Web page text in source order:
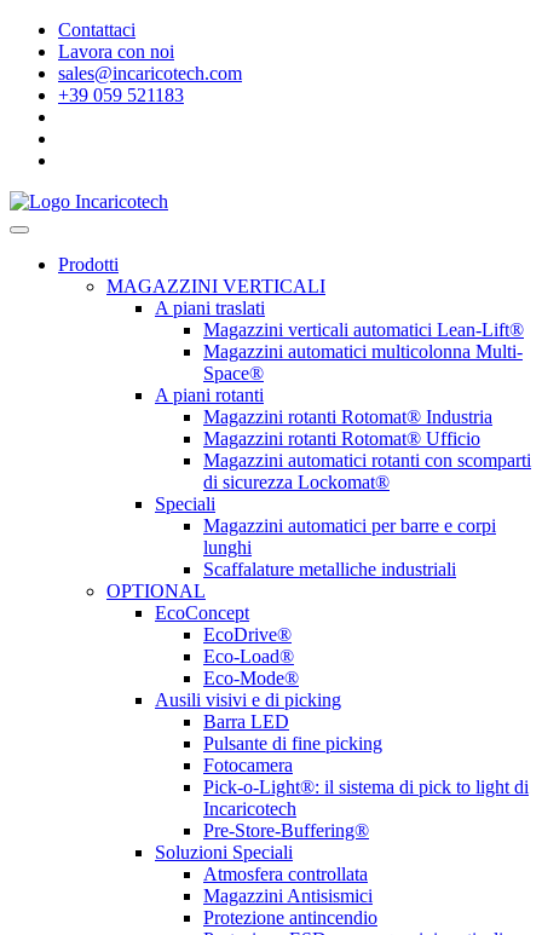
Contattaci
Lavora con noi
sales@incaricotech.com
+39 059 521183
Prodotti
MAGAZZINI VERTICALI
A piani traslati
Magazzini verticali automatici Lean-Lift®
Magazzini automatici multicolonna Multi-
Space®
A piani rotanti
Magazzini rotanti Rotomat® Industria
Magazzini rotanti Rotomat® Ufficio
Magazzini automatici rotanti con scomparti
di sicurezza Lockomat®
Speciali
Magazzini automatici per barre e corpi
lunghi
Scaffalature metalliche industriali
OPTIONAL
EcoConcept
EcoDrive®
Eco-Load®
Eco-Mode®
Ausili visivi e di picking
Barra LED
Pulsante di fine picking
Fotocamera
Pick-o-Light®: il sistema di pick to light di
Incaricotech
Pre-Store-Buffering®
Soluzioni Speciali
Atmosfera controllata
Magazzini Antisismici
Protezione antincendio